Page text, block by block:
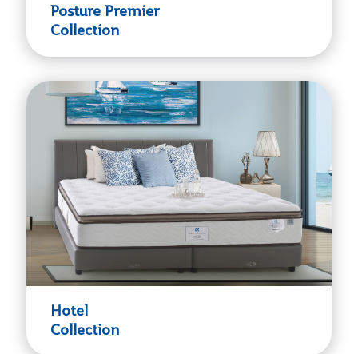
Posture Premier
Collection
Hotel
Collection